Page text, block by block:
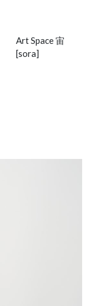
Art Space 宙
[sora]